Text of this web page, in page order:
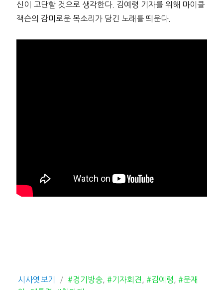
신이 고단할 것으로 생각한다. 김예령 기자를 위해 마이클
잭슨의 감미로운 목소리가 담긴 노래를 띄운다.
카
시사엿보기
태
#경기방송, #기자회견 #김예령
#문재